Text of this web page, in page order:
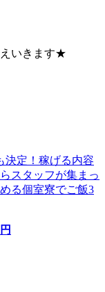
いきます★
決定！稼げる内容
スタッフが集まっ
る個室寮でご飯3
円